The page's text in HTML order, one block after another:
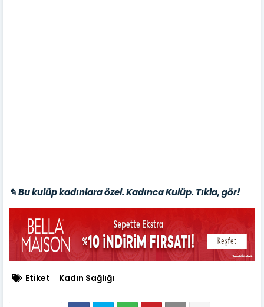
✎ Bu kulüp kadınlara özel. Kadınca Kulüp. Tıkla, gör!
Etiket Kadın Sağlığı